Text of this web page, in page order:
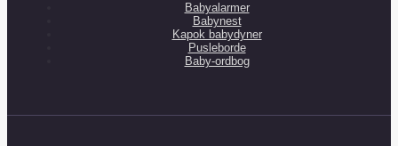
Babyalarmer
Babynest
Kapok babydyner
Pusleborde
Baby-ordbog